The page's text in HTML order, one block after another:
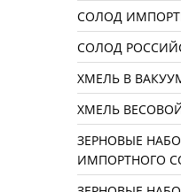
СОЛОД
СОЛОД
ХМЕЛЬ В
ХМЕЛЬ
ЗЕРНОВЫЕ
ИМПОРТНОГО